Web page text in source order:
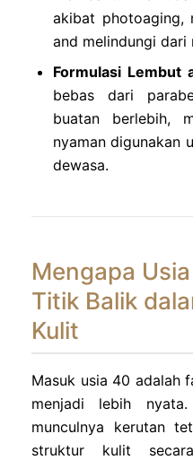
akibat photoaging,
and melindungi dari
Formulasi Lembut
bebas dari
buatan berlebih,
nyaman digunakan
dewasa.
Mengapa
Titik Balik
Kulit
Masuk usia 40 adalah
menjadi lebih
munculnya kerutan
struktur kulit